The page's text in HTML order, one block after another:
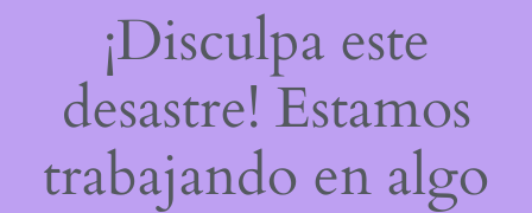
¡Disculpa este
desastre! Estamos
trabajando en algo